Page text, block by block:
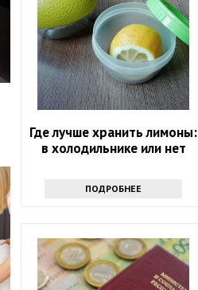
Где лучше хранить лимоны:
в холодильнике или нет
ПОДРОБНЕЕ